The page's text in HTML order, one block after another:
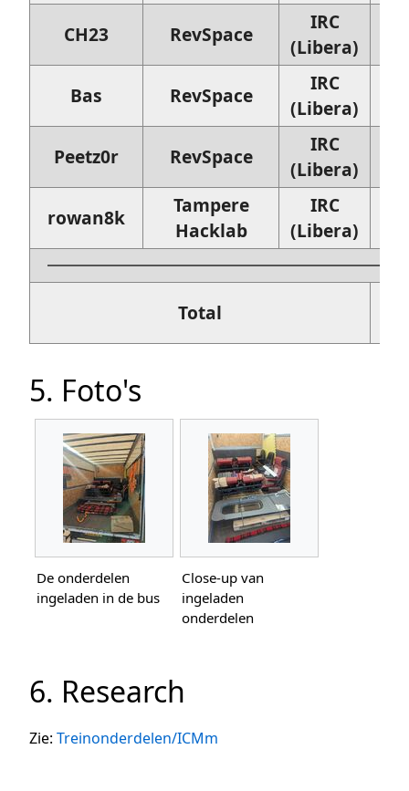
CH23 RevSpace
IRC
(Libera)
Bas
RevSpace
IRC
(Libera)
Peetz0r RevSpace
IRC
(Libera)
rowan8k
Tampere
Hacklab
IRC
(Libera)
Total
5. Foto's
De onderdelen
ingeladen in de bus
Close-up van
ingeladen
onderdelen
6. Research
Zie: Treinonderdelen/ICMm